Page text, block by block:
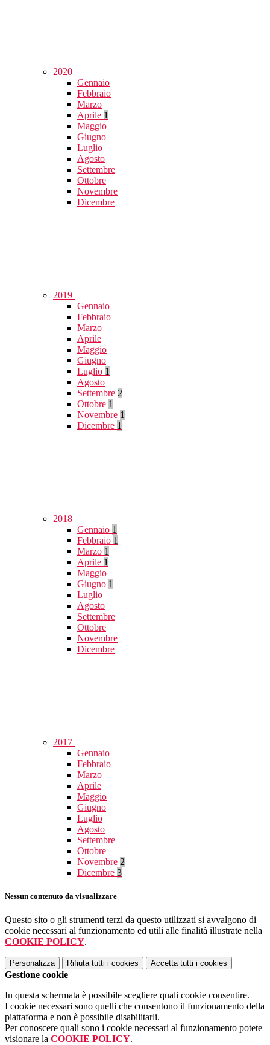
2020
Gennaio
Febbraio
Marzo
Aprile 1
Maggio
Giugno
Luglio
Agosto
Settembre
Ottobre
Novembre
Dicembre
2019
Gennaio
Febbraio
Marzo
Aprile
Maggio
Giugno
Luglio 1
Agosto
Settembre 2
Ottobre 1
Novembre 1
Dicembre 1
2018
Gennaio 1
Febbraio 1
Marzo 1
Aprile 1
Maggio
Giugno 1
Luglio
Agosto
Settembre
Ottobre
Novembre
Dicembre
2017
Gennaio
Febbraio
Marzo
Aprile
Maggio
Giugno
Luglio
Agosto
Settembre
Ottobre
Novembre 2
Dicembre 3
Nessun contenuto da visualizzare
Questo sito o gli strumenti terzi da questo utilizzati si avvalgono di
cookie necessari al funzionamento ed utili alle finalità illustrate nella
COOKIE POLICY.
Personalizza Rifiuta tutti i cookies Accetta tutti i cookies
Gestione cookie
In questa schermata è possibile scegliere quali cookie consentire.
I cookie necessari sono quelli che consentono il funzionamento della
piattaforma e non è possibile disabilitarli.
Per conoscere quali sono i cookie necessari al funzionamento potete
visionare la COOKIE POLICY.